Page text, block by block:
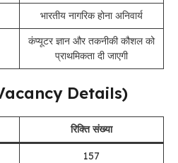
भारतीय नागरिक होना अनिवार्य
कंप्यूटर ज्ञान और तकनीकी कौशल को
प्राथमिकता दी जाएगी
(Vacancy Details)
रिक्ति संख्या
157